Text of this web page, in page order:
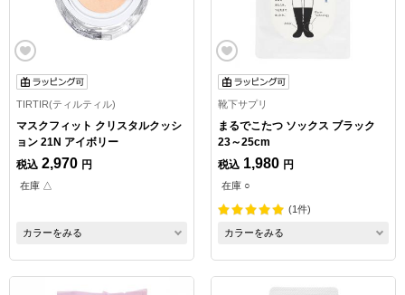
TIRTIR(ティルティル)
マスクフィット クリスタルクッシ
ョン 21N アイボリー
税込 2,970 円
在庫 △
カラーをみる
靴下サプリ
まるでこたつ ソックス ブラック
23～25cm
税込 1,980 円
在庫 ○
(1件)
カラーをみる